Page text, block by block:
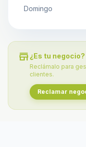
Domingo
store ¿Es tu negocio?
Reclámalo para
clientes.
Reclamar